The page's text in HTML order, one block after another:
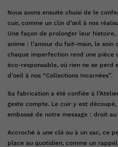
Nous avons ensuite choisi de le
cuir, comme un clin d’œil à nos
Une façon de prolonger leur
anime : l’amour du fait-main, le
chaque imperfection rend une pièce
éco-responsable, où rien ne se
d’oeil à nos “Collections Incarnées”.
Sa fabrication a été confiée à
geste compte. Le cuir y est
embossé de notre message : droit
Accroché à une clé ou à un sac, ce
place au quotidien, comme un